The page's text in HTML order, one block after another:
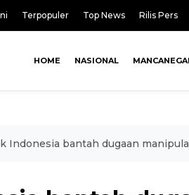
Terpopuler Top News Rilis Pers
HOME NASIONAL
Indonesia bantah dugaan